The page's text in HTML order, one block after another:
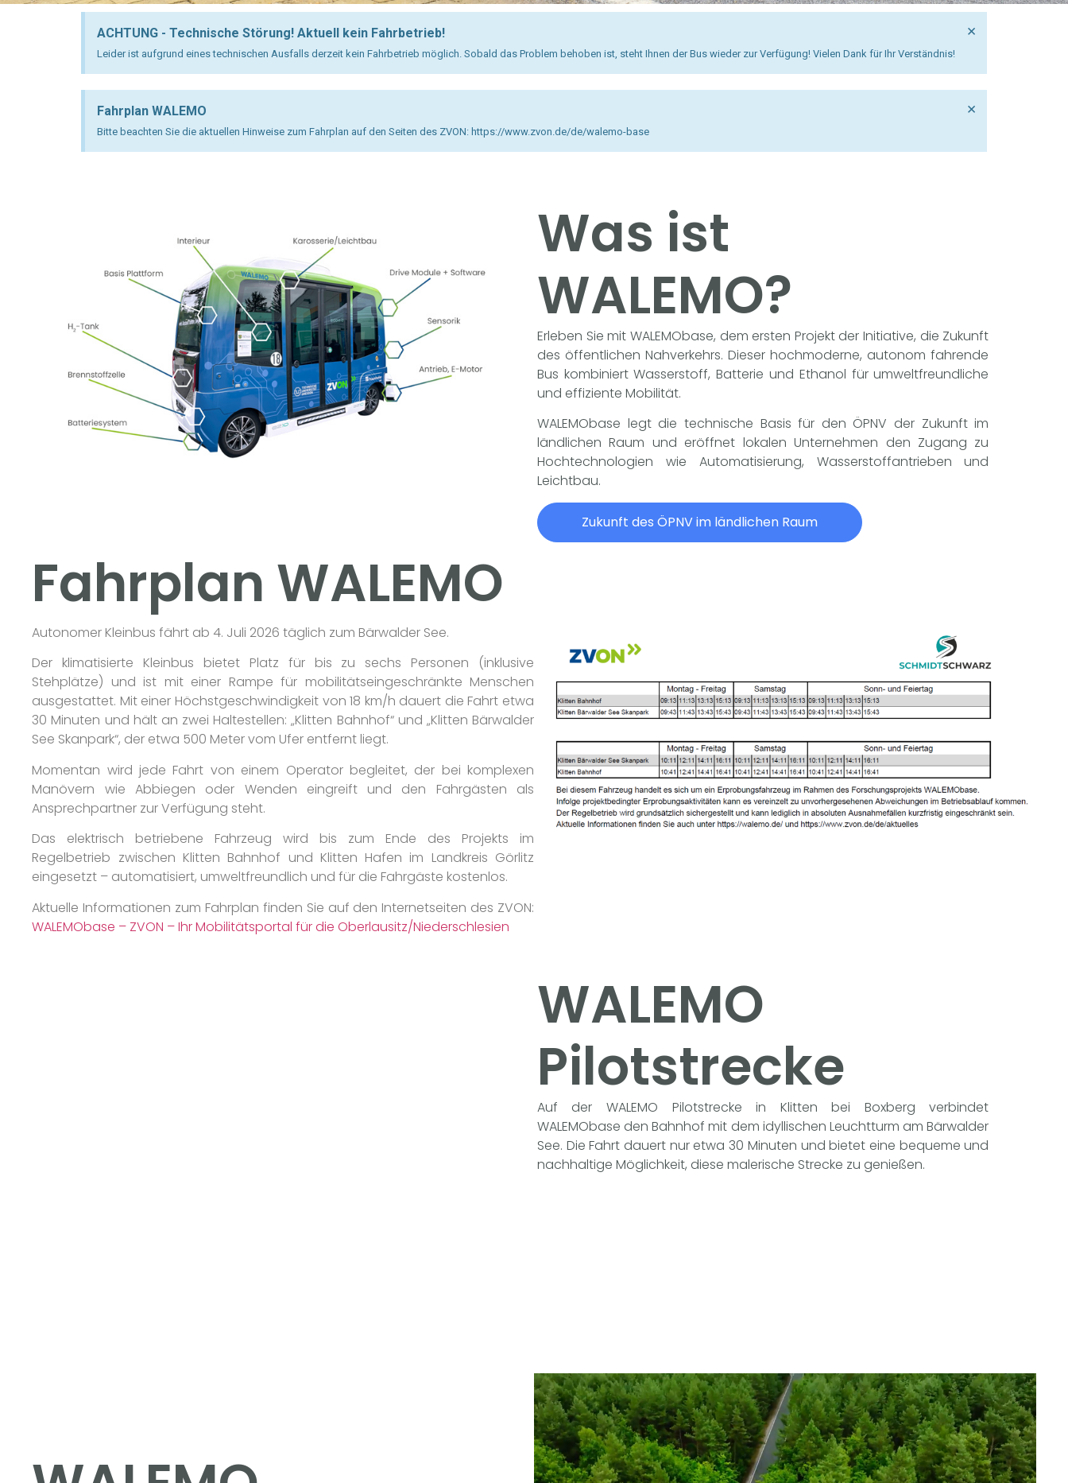
ACHTUNG - Technische Störung! Aktuell kein Fahrbetrieb!
Leider ist aufgrund eines technischen Ausfalls derzeit kein Fahrbetrieb möglich. Sobald das Problem behoben ist, steht Ihnen der Bus wieder zur Verfügung! Vielen Dank für Ihr Verständnis!
×
Fahrplan WALEMO
Bitte beachten Sie die aktuellen Hinweise zum Fahrplan auf den Seiten des ZVON: https://www.zvon.de/de/walemo-base
×
Was ist
WALEMO?
Erleben Sie mit WALEMObase, dem ersten Projekt der Initiative, die Zukunft
des öffentlichen Nahverkehrs. Dieser hochmoderne, autonom fahrende
Bus kombiniert Wasserstoff, Batterie und Ethanol für umweltfreundliche
und effiziente Mobilität.
WALEMObase legt die technische Basis für den ÖPNV der Zukunft im
ländlichen Raum und eröffnet lokalen Unternehmen den Zugang zu
Hochtechnologien wie Automatisierung, Wasserstoffantrieben und
Leichtbau.
Zukunft des ÖPNV im ländlichen Raum
Fahrplan WALEMO
Autonomer Kleinbus fährt ab 4. Juli 2026 täglich zum Bärwalder See.
Der klimatisierte Kleinbus bietet Platz für bis zu sechs Personen (inklusive
Stehplätze) und ist mit einer Rampe für mobilitätseingeschränkte Menschen
ausgestattet. Mit einer Höchstgeschwindigkeit von 18 km/h dauert die Fahrt etwa
30 Minuten und hält an zwei Haltestellen: „Klitten Bahnhof“ und „Klitten Bärwalder
See Skanpark“, der etwa 500 Meter vom Ufer entfernt liegt.
Momentan wird jede Fahrt von einem Operator begleitet, der bei komplexen
Manövern wie Abbiegen oder Wenden eingreift und den Fahrgästen als
Ansprechpartner zur Verfügung steht.
Das elektrisch betriebene Fahrzeug wird bis zum Ende des Projekts im
Regelbetrieb zwischen Klitten Bahnhof und Klitten Hafen im Landkreis Görlitz
eingesetzt – automatisiert, umweltfreundlich und für die Fahrgäste kostenlos.
Aktuelle Informationen zum Fahrplan finden Sie auf den Internetseiten des ZVON:
WALEMObase – ZVON – Ihr Mobilitätsportal für die Oberlausitz/Niederschlesien
WALEMO
Pilotstrecke
Auf der WALEMO Pilotstrecke in Klitten bei Boxberg verbindet
WALEMObase den Bahnhof mit dem idyllischen Leuchtturm am Bärwalder
See. Die Fahrt dauert nur etwa 30 Minuten und bietet eine bequeme und
nachhaltige Möglichkeit, diese malerische Strecke zu genießen.